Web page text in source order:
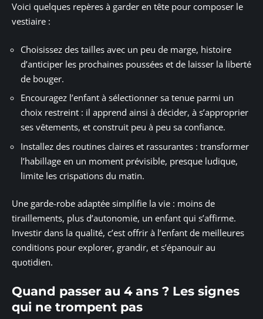
Voici quelques repères à garder en tête pour composer le
vestiaire :
Choisissez des tailles avec un peu de marge, histoire
d’anticiper les prochaines poussées et de laisser la liberté
de bouger.
Encouragez l’enfant à sélectionner sa tenue parmi un
choix restreint : il apprend ainsi à décider, à s’approprier
ses vêtements, et construit peu à peu sa confiance.
Installez des routines claires et rassurantes : transformer
l’habillage en un moment prévisible, presque ludique,
limite les crispations du matin.
Une garde-robe adaptée simplifie la vie : moins de
tiraillements, plus d’autonomie, un enfant qui s’affirme.
Investir dans la qualité, c’est offrir à l’enfant de meilleures
conditions pour explorer, grandir, et s’épanouir au
quotidien.
Quand passer au 4 ans ? Les signes
qui ne trompent pas